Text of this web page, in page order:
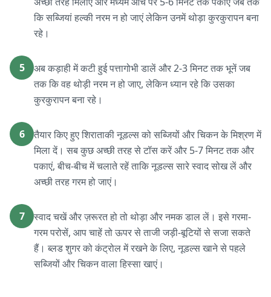
कि सब्जियां हल्की नरम न हो जाएं लेकिन उनमें थोड़ा कुरकुरापन बना
रहे।
5
अब कड़ाही में कटी हुई पत्तागोभी डालें और 2-3 मिनट तक भूनें जब
तक कि वह थोड़ी नरम न हो जाए, लेकिन ध्यान रहे कि उसका
कुरकुरापन बना रहे।
6
तैयार किए हुए शिराताकी नूडल्स को सब्जियों और चिकन के मिश्रण में
मिला दें। सब कुछ अच्छी तरह से टॉस करें और 5-7 मिनट तक और
पकाएं, बीच-बीच में चलाते रहें ताकि नूडल्स सारे स्वाद सोख लें और
अच्छी तरह गरम हो जाएं।
7
स्वाद चखें और ज़रूरत हो तो थोड़ा और नमक डाल लें। इसे गरमा-
गरम परोसें, आप चाहें तो ऊपर से ताजी जड़ी-बूटियों से सजा सकते
हैं। ब्लड शुगर को कंट्रोल में रखने के लिए, नूडल्स खाने से पहले
सब्जियों और चिकन वाला हिस्सा खाएं।